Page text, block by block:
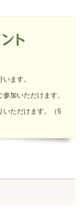
ます。
加いただけます。
いただけます。（5